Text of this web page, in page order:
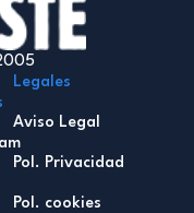
Legales
Aviso Legal
Pol. Privacidad
Pol. cookies